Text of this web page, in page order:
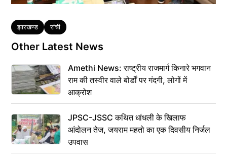
Tags
झारखण्ड रांची
Other Latest News
Amethi News: राष्ट्रीय राजमार्ग किनारे भगवान
राम की तस्वीर वाले बोर्डों पर गंदगी, लोगों में
आक्रोश
JPSC-JSSC कथित धांधली के खिलाफ
आंदोलन तेज, जयराम महतो का एक दिवसीय निर्जल
उपवास